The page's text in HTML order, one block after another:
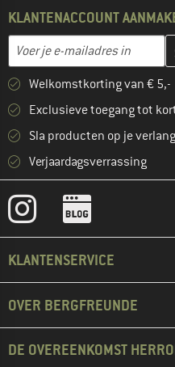
KLANTENACCOUNT
Voer je e-mailadres in
Vul je e-mailadres hier in en
Welkomstkorting van €
Exclusieve toegang tot
Sla producten op je
Verjaardagsverrassing
KLANTENSERVICE
OVER BERGFREUNDE
DE OVEREENKOMST